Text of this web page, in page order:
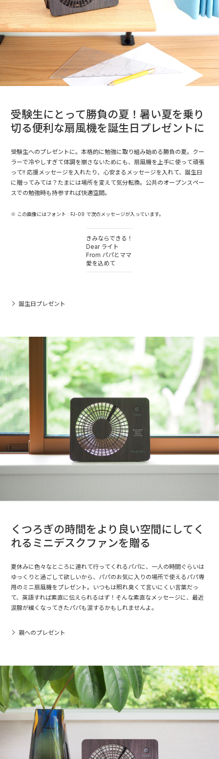
受験生にとって勝負の夏！暑い夏を乗り
切る便利な扇風機を誕生日プレゼントに
受験生へのプレゼントに。本格的に勉強に取り組み始める勝負の夏。クー
ラーで冷やしすぎて体調を崩さないためにも、扇風機を上手に使って頑張
って!! 応援メッセージを入れたり、心安まるメッセージを入れて、誕生日
に贈ってみては？たまには場所を変えて気分転換。公共のオープンスペー
スでの勉強時も持参すれば快適空間。
※ この画像にはフォント : FJ-09 で次のメッセージが入っています。
きみならできる！
Dear ライト
From パパとママ
愛を込めて
誕生日プレゼント
くつろぎの時間をより良い空間にしてく
れるミニデスクファンを贈る
夏休みに色々なところに連れて行ってくれるパパに、一人の時間ぐらいは
ゆっくりと過ごして欲しいから、パパのお気に入りの場所で使えるパパ専
用のミニ扇風機をプレゼント。いつもは照れ臭くて言いにくい言葉だっ
て、英語すれば素直に伝えられるはず！そんな素直なメッセージに、最近
涙腺が緩くなってきたパパも涙するかもしれませんよ。
親へのプレゼント